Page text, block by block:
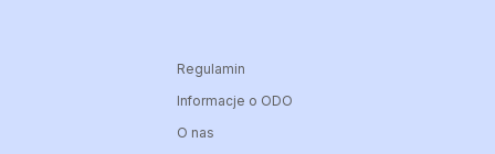
Regulamin
Informacje o ODO
O nas